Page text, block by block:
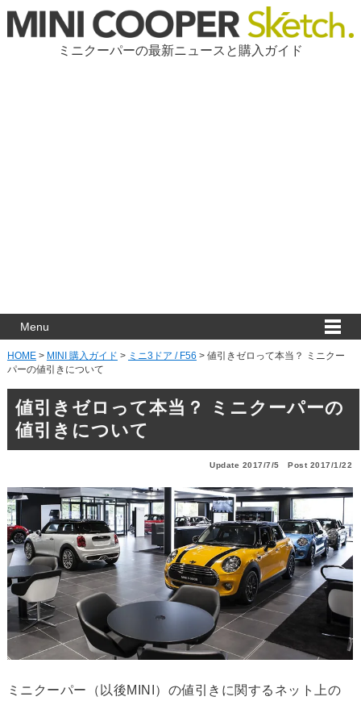
ミニクーパーの最新ニュースと購入ガイド
Menu
HOME> MINI 購入ガイド > ミニ3ドア / F56 > 値引きゼロって本当？ ミニクー
パーの値引きについて
値引きゼロって本当？ ミニクーパーの
値引きについて
Update 2017/7/5 Post 2017/1/22
ミニクーパー（以後MINI）の値引きに関するネット上の